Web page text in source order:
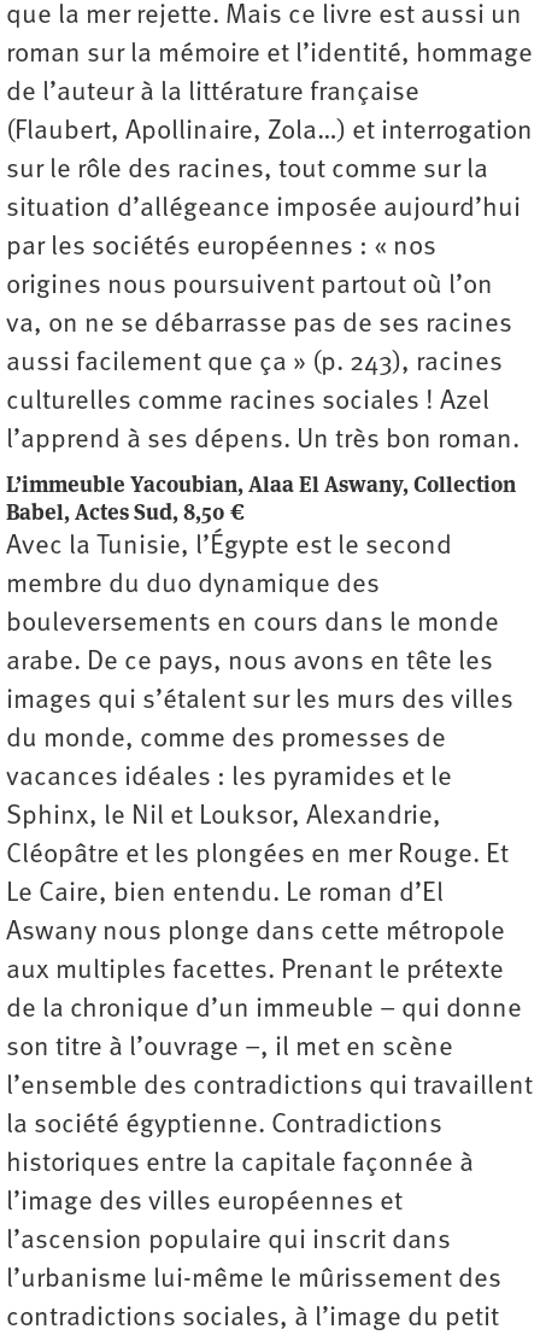
que la mer rejette. Mais ce livre est aussi un
roman sur la mémoire et l’identité, hommage
de l’auteur à la littérature française
(Flaubert, Apollinaire, Zola…) et interrogation
sur le rôle des racines, tout comme sur la
situation d’allégeance imposée aujourd’hui
par les sociétés européennes : « nos
origines nous poursuivent partout où l’on
va, on ne se débarrasse pas de ses racines
aussi facilement que ça » (p. 243), racines
culturelles comme racines sociales ! Azel
l’apprend à ses dépens. Un très bon roman.
L’immeuble Yacoubian, Alaa El Aswany, Collection
Babel, Actes Sud, 8,50 €
Avec la Tunisie, l’Égypte est le second
membre du duo dynamique des
bouleversements en cours dans le monde
arabe. De ce pays, nous avons en tête les
images qui s’étalent sur les murs des villes
du monde, comme des promesses de
vacances idéales : les pyramides et le
Sphinx, le Nil et Louksor, Alexandrie,
Cléopâtre et les plongées en mer Rouge. Et
Le Caire, bien entendu. Le roman d’El
Aswany nous plonge dans cette métropole
aux multiples facettes. Prenant le prétexte
de la chronique d’un immeuble – qui donne
son titre à l’ouvrage –, il met en scène
l’ensemble des contradictions qui travaillent
la société égyptienne. Contradictions
historiques entre la capitale façonnée à
l’image des villes européennes et
l’ascension populaire qui inscrit dans
l’urbanisme lui-même le mûrissement des
contradictions sociales, à l’image du petit